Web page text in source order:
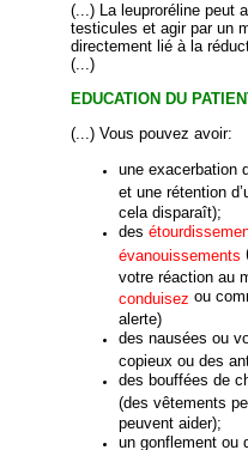
(...) La leuproréline peut
testicules et agir par un
directement lié à la
(...)
EDUCATION DU
(...) Vous pouvez avoir:
une exacerbation
et une rétention
cela disparaît);
des
évanouissements
votre réaction au
conduisez ou
alerte)
des nausées ou
copieux ou des
des bouffées de
(des vêtements
peuvent aider);
un gonflement ou